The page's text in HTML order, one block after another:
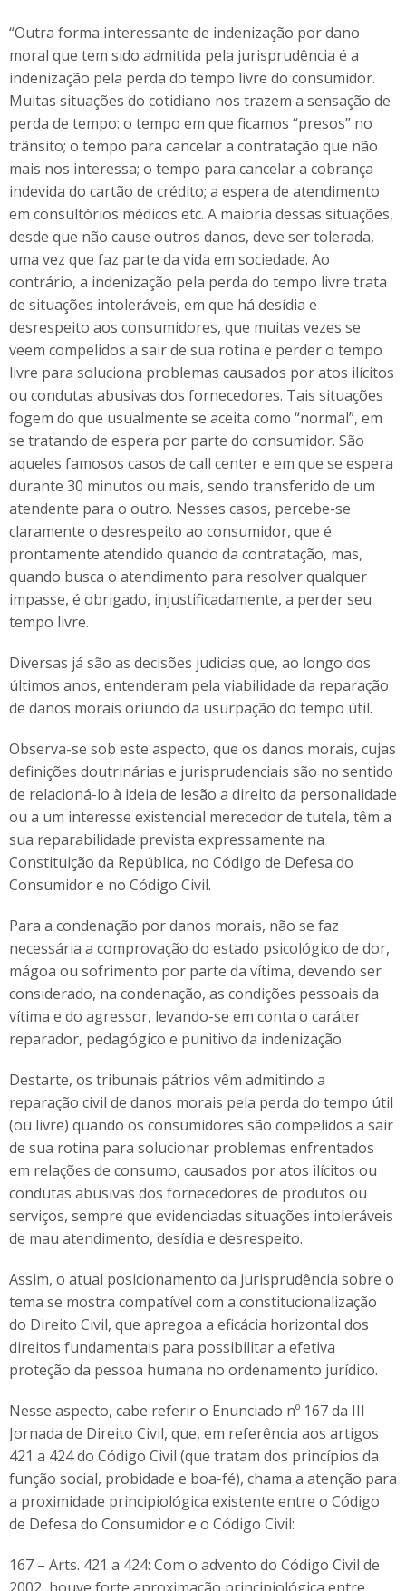
“Outra forma interessante de indenização por dano
moral que tem sido admitida pela jurisprudência é a
indenização pela perda do tempo livre do consumidor.
Muitas situações do cotidiano nos trazem a sensação de
perda de tempo: o tempo em que ficamos “presos” no
trânsito; o tempo para cancelar a contratação que não
mais nos interessa; o tempo para cancelar a cobrança
indevida do cartão de crédito; a espera de atendimento
em consultórios médicos etc. A maioria dessas situações,
desde que não cause outros danos, deve ser tolerada,
uma vez que faz parte da vida em sociedade. Ao
contrário, a indenização pela perda do tempo livre trata
de situações intoleráveis, em que há desídia e
desrespeito aos consumidores, que muitas vezes se
veem compelidos a sair de sua rotina e perder o tempo
livre para soluciona problemas causados por atos ilícitos
ou condutas abusivas dos fornecedores. Tais situações
fogem do que usualmente se aceita como “normal”, em
se tratando de espera por parte do consumidor. São
aqueles famosos casos de call center e em que se espera
durante 30 minutos ou mais, sendo transferido de um
atendente para o outro. Nesses casos, percebe-se
claramente o desrespeito ao consumidor, que é
prontamente atendido quando da contratação, mas,
quando busca o atendimento para resolver qualquer
impasse, é obrigado, injustificadamente, a perder seu
tempo livre.
Diversas já são as decisões judicias que, ao longo dos
últimos anos, entenderam pela viabilidade da reparação
de danos morais oriundo da usurpação do tempo útil.
Observa-se sob este aspecto, que os danos morais, cujas
definições doutrinárias e jurisprudenciais são no sentido
de relacioná-lo à ideia de lesão a direito da personalidade
ou a um interesse existencial merecedor de tutela, têm a
sua reparabilidade prevista expressamente na
Constituição da República, no Código de Defesa do
Consumidor e no Código Civil.
Para a condenação por danos morais, não se faz
necessária a comprovação do estado psicológico de dor,
mágoa ou sofrimento por parte da vítima, devendo ser
considerado, na condenação, as condições pessoais da
vítima e do agressor, levando-se em conta o caráter
reparador, pedagógico e punitivo da indenização.
Destarte, os tribunais pátrios vêm admitindo a
reparação civil de danos morais pela perda do tempo útil
(ou livre) quando os consumidores são compelidos a sair
de sua rotina para solucionar problemas enfrentados
em relações de consumo, causados por atos ilícitos ou
condutas abusivas dos fornecedores de produtos ou
serviços, sempre que evidenciadas situações intoleráveis
de mau atendimento, desídia e desrespeito.
Assim, o atual posicionamento da jurisprudência sobre o
tema se mostra compatível com a constitucionalização
do Direito Civil, que apregoa a eficácia horizontal dos
direitos fundamentais para possibilitar a efetiva
proteção da pessoa humana no ordenamento jurídico.
Nesse aspecto, cabe referir o Enunciado nº 167 da III
Jornada de Direito Civil, que, em referência aos artigos
421 a 424 do Código Civil (que tratam dos princípios da
função social, probidade e boa-fé), chama a atenção para
a proximidade principiológica existente entre o Código
de Defesa do Consumidor e o Código Civil:
167 – Arts. 421 a 424: Com o advento do Código Civil de